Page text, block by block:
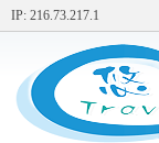
IP: 216.73.217.1